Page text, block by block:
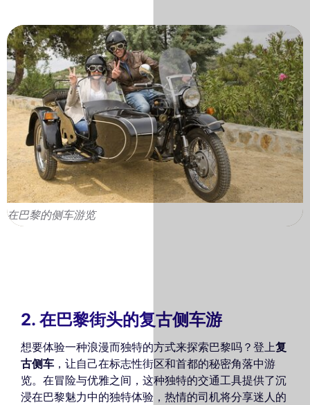
在巴黎的侧车游览
2. 在巴黎街头的复古侧车游
想要体验一种浪漫而独特的方式来探索巴黎吗？登上复
古侧车 ，让自己在标志性街区和首都的秘密角落中游
览。在冒险与优雅之间，这种独特的交通工具提供了沉
浸在巴黎魅力中的独特体验，热情的司机将分享迷人的